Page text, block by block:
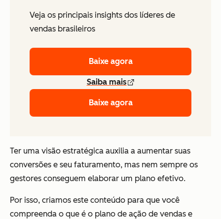
Veja os principais insights dos líderes de
vendas brasileiros
Baixe agora
Saiba mais
Baixe agora
Ter uma visão estratégica auxilia a aumentar suas
conversões e seu faturamento, mas nem sempre os
gestores conseguem elaborar um plano efetivo.
Por isso, criamos este conteúdo para que você
compreenda o que é o plano de ação de vendas e